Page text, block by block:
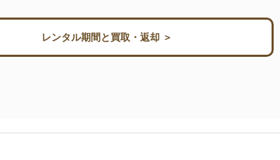
レンタル期間と買取・返却 ＞